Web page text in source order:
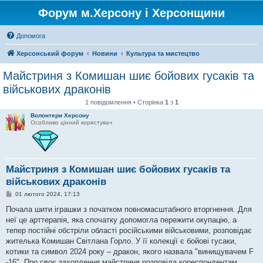
Форум м.Херсону і Херсонщини
Допомога
Херсонський форум Новини Культура та мистецтво
Майстриня з Комишан шиє бойових гусаків та
військових драконів
1 повідомлення • Сторінка 1 з 1
Волонтери Херсону
Особливо цінний користувач
Майстриня з Комишан шиє бойових гусаків та
військових драконів
П
в
д
о
л
е
01 лютого 2024, 17:13
Почала шити іграшки з початком повномасштабного вторгнення. Для
неї це арттерапія, яка спочатку допомогла пережити окупацію, а
тепер постійні обстріли області російськими військовими, розповідає
жителька Комишан Світлана Горло. У її колекції є бойові гусаки,
котики та символ 2024 року – дракон, якого назвала "винищувачем F